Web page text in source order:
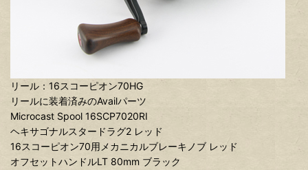
リール：16スコーピオン70HG
リールに装着済みのAvailパーツ
Microcast Spool 16SCP7020RI
ヘキサゴナルスタードラグ2 レッド
16スコーピオン70用メカニカルブレーキノブ レッド
オフセットハンドルLT 80mm ブラック